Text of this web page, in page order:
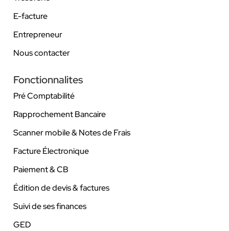
E-facture
Entrepreneur
Nous contacter
Fonctionnalites
Pré Comptabilité
Rapprochement Bancaire
Scanner mobile & Notes de Frais
Facture Électronique
Paiement & CB
Édition de devis & factures
Suivi de ses finances
GED